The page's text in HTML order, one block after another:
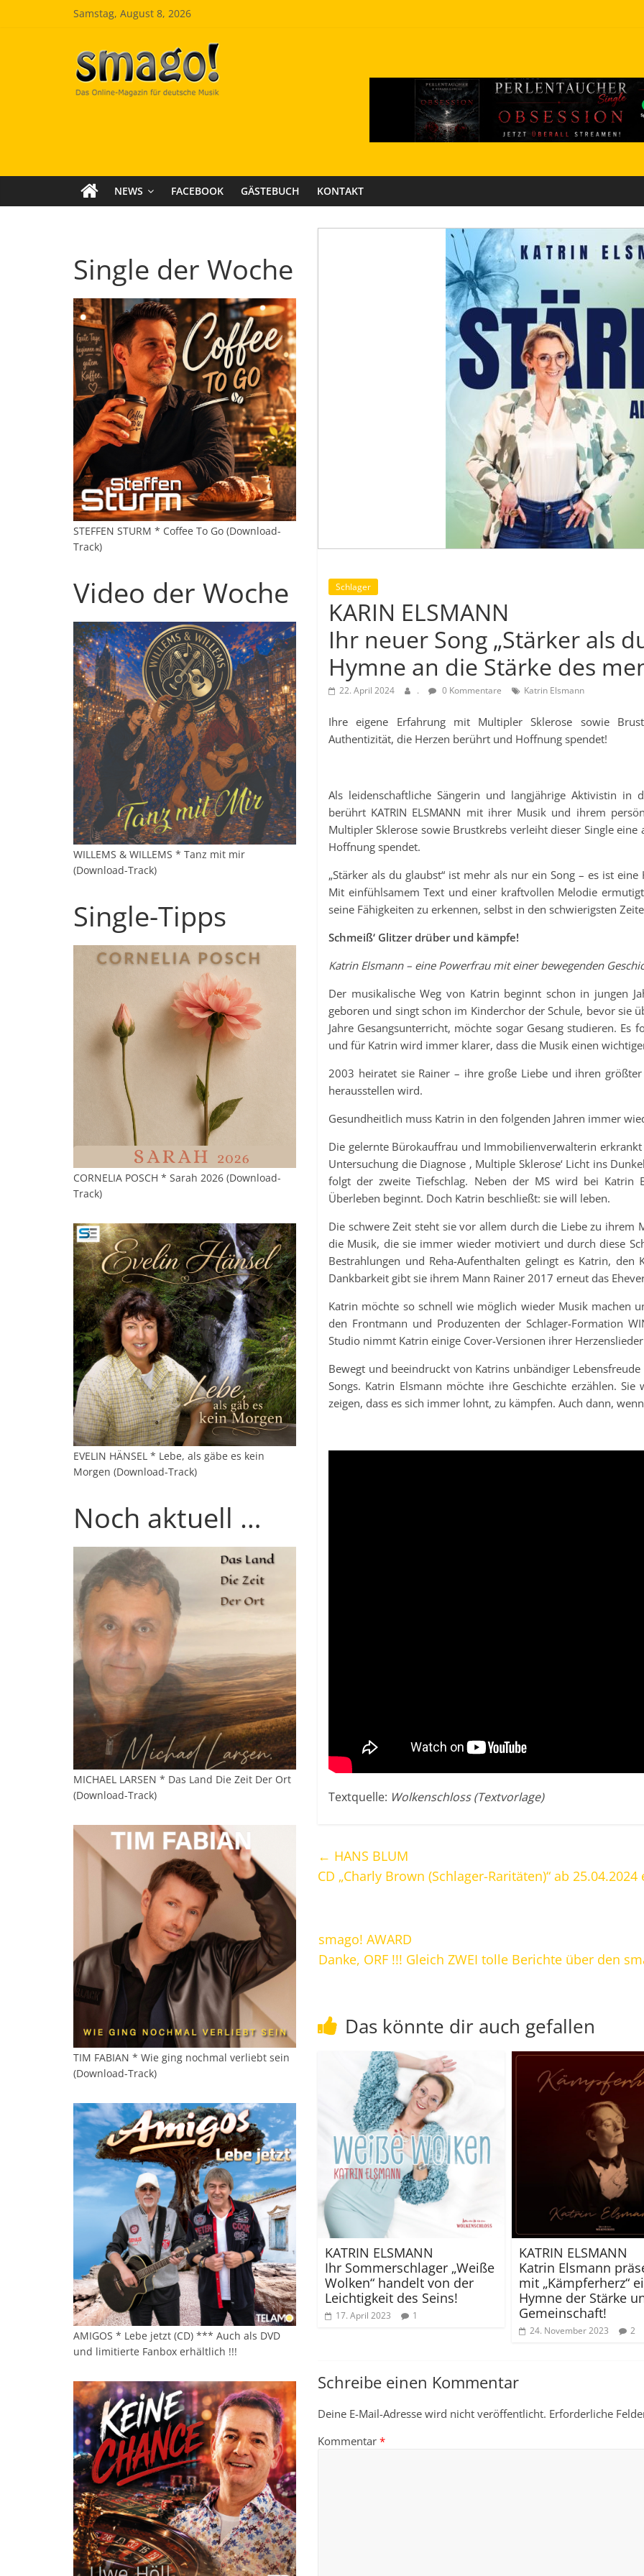
Samstag, August 8, 2026
Smago
SchlagerMAGazinOnline
NEWS FACEBOOK GÄSTEBUCH KONTAKT
Schlager
KARIN ELSMANN
Ihr neuer Song „Stärker als
Hymne an die Stärke des
22. April 2024 . 0 Kommentare Katrin Elsmann
Ihre eigene Erfahrung mit Multipler Sklerose sowie
Authentizität, die Herzen berührt und Hoffnung spendet!
Als leidenschaftliche Sängerin und langjährige Aktivistin in
berührt KATRIN ELSMANN mit ihrer Musik und ihrem
Multipler Sklerose sowie Brustkrebs verleiht dieser Single
Hoffnung spendet.
„Stärker als du glaubst“ ist mehr als nur ein Song – es ist
Mit einfühlsamem Text und einer kraftvollen Melodie
seine Fähigkeiten zu erkennen, selbst in den schwierigsten
Schmeiß‘ Glitzer drüber und kämpfe!
Katrin Elsmann – eine Powerfrau mit einer bewegenden
Der musikalische Weg von Katrin beginnt schon in jungen
geboren und singt schon im Kinderchor der Schule, bevor sie
Jahre Gesangsunterricht, möchte sogar Gesang studieren.
und für Katrin wird immer klarer, dass die Musik einen
2003 heiratet sie Rainer – ihre große Liebe und ihren
herausstellen wird.
Gesundheitlich muss Katrin in den folgenden Jahren immer
Die gelernte Bürokauffrau und Immobilienverwalterin
Untersuchung die Diagnose ‚ Multiple Sklerose‘ Licht ins
folgt der zweite Tiefschlag. Neben der MS wird bei Katrin
Überleben beginnt. Doch Katrin beschließt: sie will leben.
Die schwere Zeit steht sie vor allem durch die Liebe zu ihrem
die Musik, die sie immer wieder motiviert und durch diese
Bestrahlungen und Reha-Aufenthalten gelingt es Katrin,
Dankbarkeit gibt sie ihrem Mann Rainer 2017 erneut das
Katrin möchte so schnell wie möglich wieder Musik machen
den Frontmann und Produzenten der Schlager-Formation
Studio nimmt Katrin einige Cover-Versionen ihrer
Bewegt und beeindruckt von Katrins unbändiger
Songs. Katrin Elsmann möchte ihre Geschichte erzählen.
zeigen, dass es sich immer lohnt, zu kämpfen. Auch dann,
Textquelle: Wolkenschloss (Textvorlage)
← HANS BLUM
CD „Charly Brown (Schlager-Raritäten)“ ab
smago! AWARD
Danke, ORF !!! Gleich ZWEI tolle Berichte über den
Das könnte dir auch gefallen
KATRIN ELSMANN
Ihr Sommerschlager „Weiße
Wolken“ handelt von der
Leichtigkeit des Seins!
17. April 2023 1
KATRIN ELSMANN
Katrin Elsmann
mit „Kämpferherz“
Hymne der Stärke
Gemeinschaft!
24. November 2023 2
Schreibe einen Kommentar
Deine E-Mail-Adresse wird nicht veröffentlicht. Erforderliche
Kommentar *
Single der Woche
STEFFEN STURM * Coffee To Go (Download-
Track)
Video der Woche
WILLEMS & WILLEMS * Tanz mit mir
(Download-Track)
Single-Tipps
CORNELIA POSCH * Sarah 2026 (Download-
Track)
EVELIN HÄNSEL * Lebe, als gäbe es kein
Morgen (Download-Track)
Noch aktuell …
MICHAEL LARSEN * Das Land Die Zeit Der Ort
(Download-Track)
TIM FABIAN * Wie ging nochmal verliebt sein
(Download-Track)
AMIGOS * Lebe jetzt (CD) *** Auch als DVD
und limitierte Fanbox erhältlich !!!